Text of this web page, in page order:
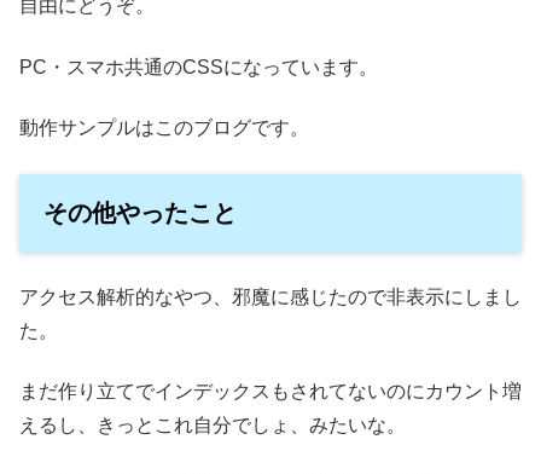
自由にどうぞ。
PC・スマホ共通のCSSになっています。
動作サンプルはこのブログです。
その他やったこと
アクセス解析的なやつ、邪魔に感じたので非表示にしまし
た。
まだ作り立てでインデックスもされてないのにカウント増
えるし、きっとこれ自分でしょ、みたいな。